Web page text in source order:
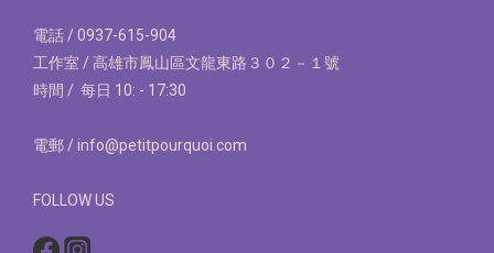
電話 / 0937-615-904
工作室 / 高雄市鳳山區文龍東路３０２－１號
時間 / 每日 10: - 17:30
電郵 / info@petitpourquoi.com
FOLLOW US